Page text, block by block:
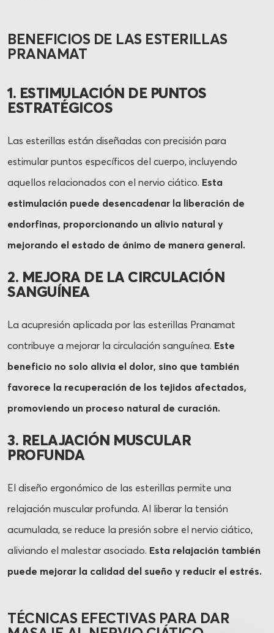
BENEFICIOS DE LAS ESTERILLAS
PRANAMAT
1. ESTIMULACIÓN DE PUNTOS
ESTRATÉGICOS
Las esterillas están diseñadas con precisión para
estimular puntos específicos del cuerpo, incluyendo
aquellos relacionados con el nervio ciático. Esta
estimulación puede desencadenar la liberación de
endorfinas, proporcionando un alivio natural y
mejorando el estado de ánimo de manera general.
2. MEJORA DE LA CIRCULACIÓN
SANGUÍNEA
La acupresión aplicada por las esterillas Pranamat
contribuye a mejorar la circulación sanguínea. Este
beneficio no solo alivia el dolor, sino que también
favorece la recuperación de los tejidos afectados,
promoviendo un proceso natural de curación.
3. RELAJACIÓN MUSCULAR
PROFUNDA
El diseño ergonómico de las esterillas permite una
relajación muscular profunda. Al liberar la tensión
acumulada, se reduce la presión sobre el nervio ciático,
aliviando el malestar asociado. Esta relajación también
puede mejorar la calidad del sueño y reducir el estrés.
TÉCNICAS EFECTIVAS PARA DAR